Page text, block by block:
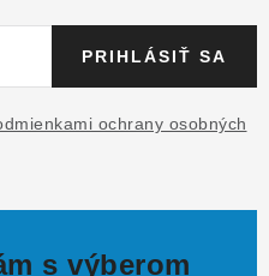
ochrany osobných
PRIHLÁSIŤ SA
s výberom